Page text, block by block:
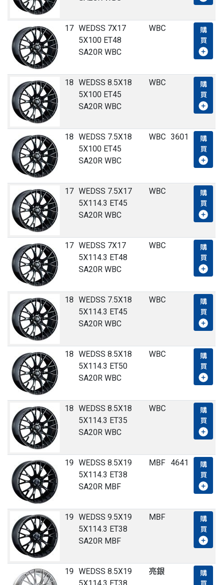
17 WEDSS 7X17
5X100 ET48
SA20R WBC
WBC
購
買
18 WEDSS 8.5X18
5X100 ET45
SA20R WBC
WBC
購
買
18 WEDSS 7.5X18
5X100 ET45
SA20R WBC
WBC 3601
購
買
17 WEDSS 7.5X17
5X114.3 ET45
SA20R WBC
WBC
購
買
17 WEDSS 7X17
5X114.3 ET48
SA20R WBC
WBC
購
買
18 WEDSS 7.5X18
5X114.3 ET45
SA20R WBC
WBC
購
買
18 WEDSS 8.5X18
5X114.3 ET50
SA20R WBC
WBC
購
買
18 WEDSS 8.5X18
5X114.3 ET35
SA20R WBC
WBC
購
買
19 WEDSS 8.5X19
5X114.3 ET38
SA20R MBF
MBF 4641
購
買
19 WEDSS 9.5X19
5X114.3 ET38
SA20R MBF
MBF
購
買
19 WEDSS 8.5X19
亮銀
購